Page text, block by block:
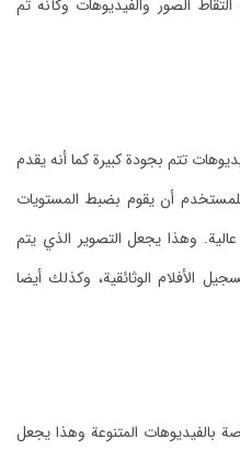
الصور والفيديوهات وكأنه تم
تتم بجودة كبيرة كما أنه يقدم
أن يقوم بضبط المستويات
وهذا يجعل التصوير الذي يتم
الأفلام الوثائقية، وكذلك أيضا
بالفيديوهات المتنوعة وهذا يجعل